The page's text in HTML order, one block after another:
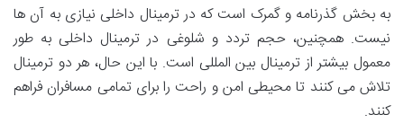
به بخش گذرنامه و گمرک است که در ترمینال داخلی نیازی به آن ها
نیست. همچنین، حجم تردد و شلوغی در ترمینال داخلی به طور
معمول بیشتر از ترمینال بین المللی است. با این حال، هر دو ترمینال
تلاش می کنند تا محیطی امن و راحت را برای تمامی مسافران فراهم
کنند.